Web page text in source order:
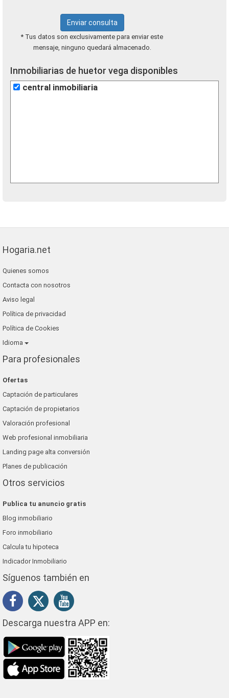
Enviar consulta
* Tus datos son exclusivamente para enviar este
mensaje, ninguno quedará almacenado.
Inmobiliarias de huetor vega disponibles
central inmobiliaria
Hogaria.net
Quienes somos
Contacta con nosotros
Aviso legal
Política de privacidad
Política de Cookies
Idioma
Para profesionales
Ofertas
Captación de particulares
Captación de propietarios
Valoración profesional
Web profesional inmobiliaria
Landing page alta conversión
Planes de publicación
Otros servicios
Publica tu anuncio gratis
Blog inmobiliario
Foro inmobiliario
Calcula tu hipoteca
Indicador Inmobiliario
Síguenos también en
Descarga nuestra APP en: